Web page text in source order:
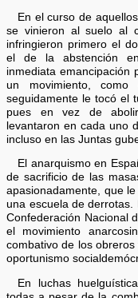
En el curso de
se vinieron al suelo al
infringieron primero el
el de la abstención
inmediata emancipación
un movimiento, como
seguidamente le tocó el
pues en vez de
levantaron en cada uno
incluso en las Juntas
El anarquismo en
de sacrificio de las
apasionadamente, que
una escuela de derrotas.
Confederación Nacional
el movimiento
combativo de los
oportunismo
En luchas